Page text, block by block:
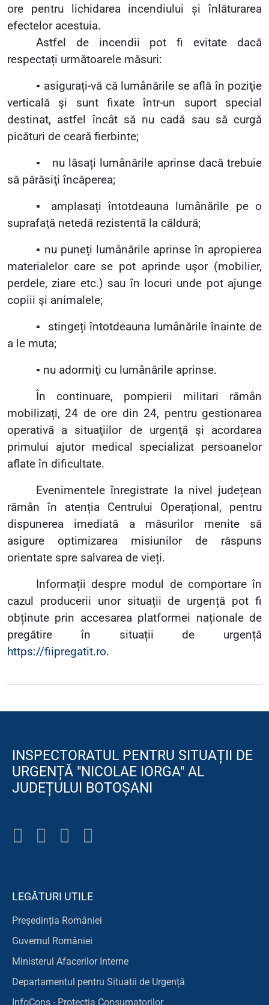
ore pentru lichidarea incendiului și înlăturarea
efectelor acestuia.
Astfel de incendii pot fi evitate dacă
respectați următoarele măsuri:
▪ asigurați-vă că lumânările se află în poziţie
verticală şi sunt fixate într-un suport special
destinat, astfel încât să nu cadă sau să curgă
picături de ceară fierbinte;
▪
nu lăsați lumânările aprinse dacă trebuie
să părăsiţi încăperea;
▪
amplasați întotdeauna lumânările pe o
suprafaţă netedă rezistentă la căldură;
▪ nu puneți lumânările aprinse în apropierea
materialelor care se pot aprinde uşor (mobilier,
perdele, ziare etc.) sau în locuri unde pot ajunge
copiii şi animalele;
▪
stingeți întotdeauna lumânările înainte de
a le muta;
▪ nu adormiţi cu lumânările aprinse.
În continuare, pompierii militari rămân
mobilizați, 24 de ore din 24, pentru gestionarea
operativă a situaţiilor de urgenţă şi acordarea
primului ajutor medical specializat persoanelor
aflate în dificultate.
Evenimentele înregistrate la nivel județean
rămân în atenția Centrului Operațional, pentru
dispunerea imediată a măsurilor menite să
asigure optimizarea misiunilor de răspuns
orientate spre salvarea de vieți.
Informații despre modul de comportare în
cazul producerii unor situații de urgență pot fi
obținute prin accesarea platformei naționale de
pregătire în situații de urgență
https://fiipregatit.ro.
INSPECTORATUL PENTRU SITUAȚII DE
URGENȚĂ "NICOLAE IORGA" AL
JUDEȚULUI BOTOȘANI
LEGĂTURI UTILE
Președinția României
Guvernul României
Ministerul Afacerilor Interne
Departamentul pentru Situatii de Urgență
InfoCons - Protecția Consumatorilor